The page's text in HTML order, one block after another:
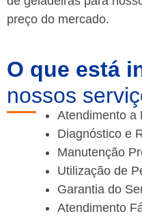
preço do mercado.
O que está
nossos
Atendimento a
Diagnóstico e
Manutenção
Utilização de
Garantia do
Atendimento